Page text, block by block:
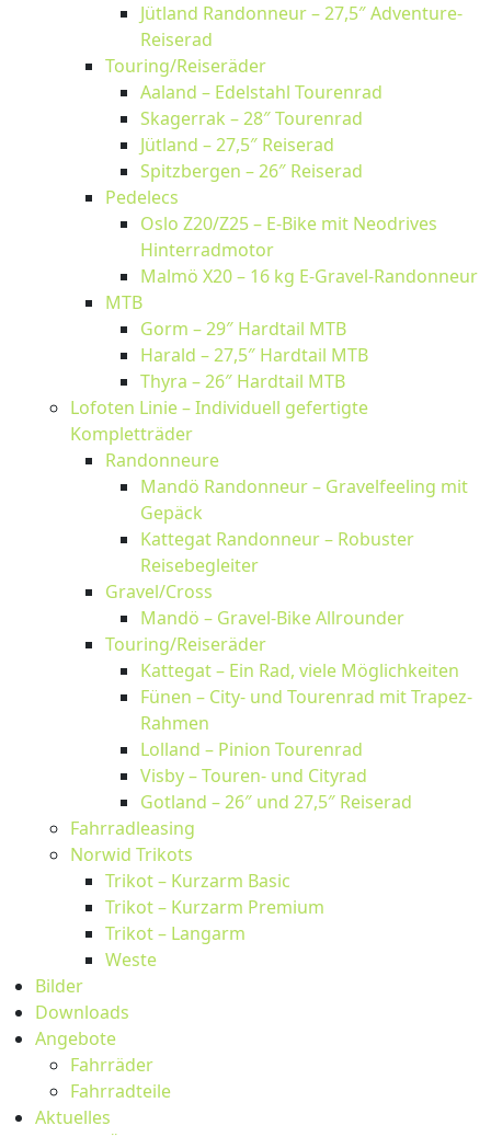
Jütland Randonneur – 27,5″ Adventure-
Reiserad
Touring/Reiseräder
Aaland – Edelstahl Tourenrad
Skagerrak – 28″ Tourenrad
Jütland – 27,5″ Reiserad
Spitzbergen – 26″ Reiserad
Pedelecs
Oslo Z20/Z25 – E-Bike mit Neodrives
Hinterradmotor
Malmö X20 – 16 kg E-Gravel-Randonneur
MTB
Gorm – 29″ Hardtail MTB
Harald – 27,5″ Hardtail MTB
Thyra – 26″ Hardtail MTB
Lofoten Linie – Individuell gefertigte
Kompletträder
Randonneure
Mandö Randonneur – Gravelfeeling mit
Gepäck
Kattegat Randonneur – Robuster
Reisebegleiter
Gravel/Cross
Mandö – Gravel-Bike Allrounder
Touring/Reiseräder
Kattegat – Ein Rad, viele Möglichkeiten
Fünen – City- und Tourenrad mit Trapez-
Rahmen
Lolland – Pinion Tourenrad
Visby – Touren- und Cityrad
Gotland – 26″ und 27,5″ Reiserad
Fahrradleasing
Norwid Trikots
Trikot – Kurzarm Basic
Trikot – Kurzarm Premium
Trikot – Langarm
Weste
Bilder
Downloads
Angebote
Fahrräder
Fahrradteile
Aktuelles